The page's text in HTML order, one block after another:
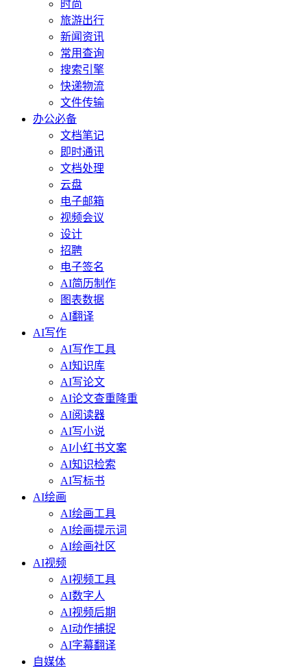
时尚
旅游出行
新闻资讯
常用查询
搜索引擎
快递物流
文件传输
办公必备
文档笔记
即时通讯
文档处理
云盘
电子邮箱
视频会议
设计
招聘
电子签名
AI简历制作
图表数据
AI翻译
AI写作
AI写作工具
AI知识库
AI写论文
AI论文查重降重
AI阅读器
AI写小说
AI小红书文案
AI知识检索
AI写标书
AI绘画
AI绘画工具
AI绘画提示词
AI绘画社区
AI视频
AI视频工具
AI数字人
AI视频后期
AI动作捕捉
AI字幕翻译
自媒体